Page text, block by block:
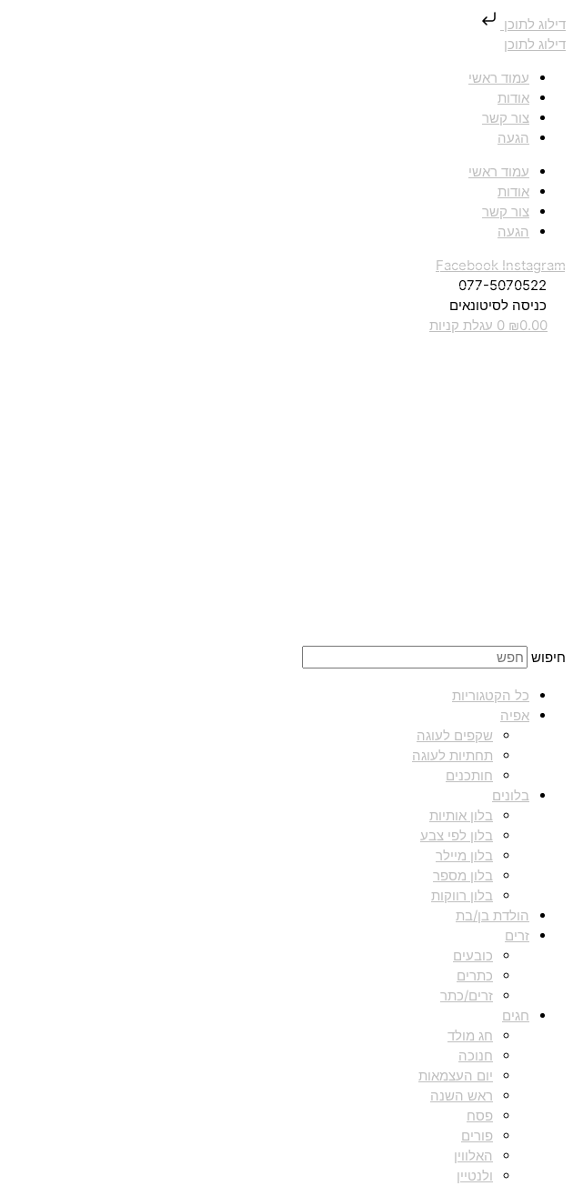
דילוג לתוכן
דילוג לתוכן
עמוד ראשי
אודות
צור קשר
הגעה
עמוד ראשי
אודות
צור קשר
הגעה
Facebook Instagram
077-5070522
כניסה לסיטונאים
₪0.00
0 עגלת קניות
חיפוש
כל הקטגוריות
אפיה
שקפים לעוגה
תחתיות לעוגה
חותכנים
בלונים
בלון אותיות
בלון לפי צבע
בלון מיילר
בלון מספר
בלון רווקות
הולדת בן/בת
זרים
כובעים
כתרים
זרים/כתר
חגים
חג מולד
חנוכה
יום העצמאות
ראש השנה
פסח
פורים
האלווין
ולנטיין